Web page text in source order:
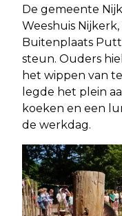
De gemeente
Weeshuis
Buitenplaats
steun. Ouders
het wippen van
legde het plein
koeken en een
de werkdag.